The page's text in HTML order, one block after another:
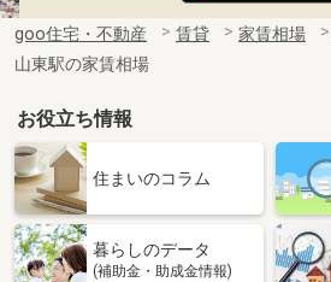
goo住宅・不動産 賃貸 家賃相場
山東駅の家賃相場
お役立ち情報
住まいのコラム
暮らしのデータ
(補助金・助成金情報)